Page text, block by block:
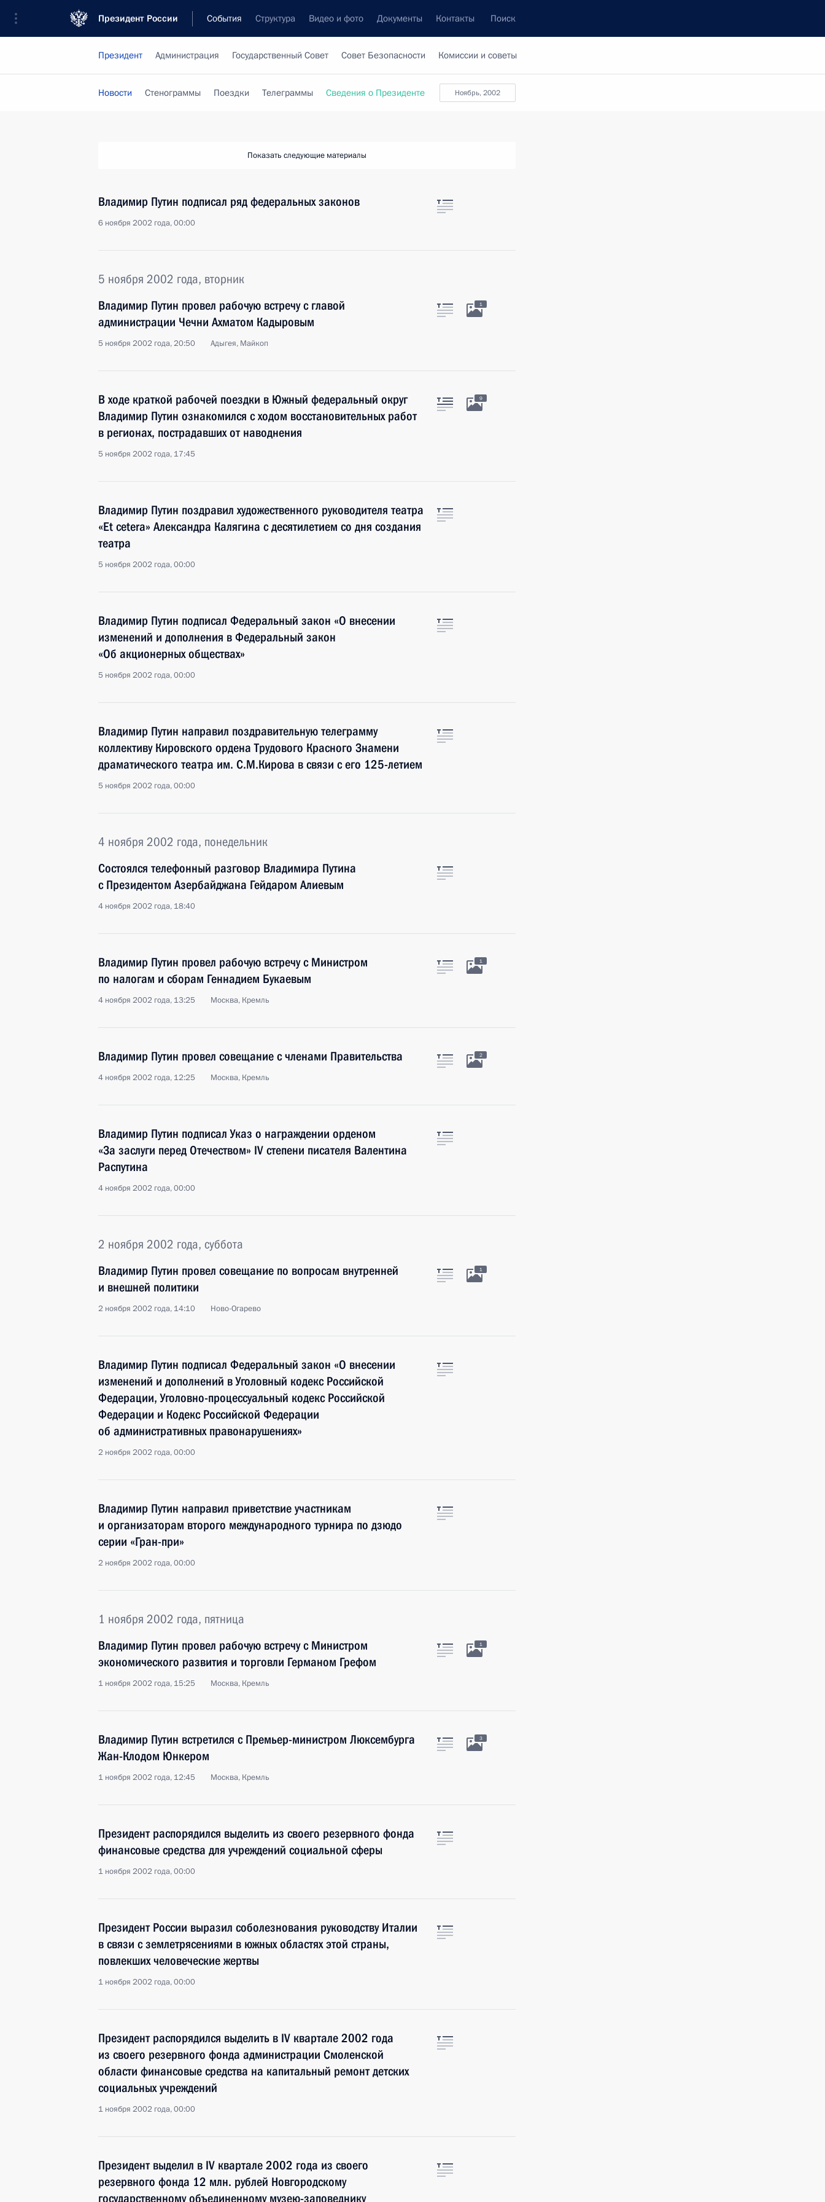
Президент России События Структура Видео и фото Документы Контакты Поиск
Президент Администрация Государственный Совет Совет Безопасности Комиссии и советы
ноябрь, 2002
Новости Стенограммы Поездки Телеграммы Сведения о Президенте
Показать следующие материалы
Владимир Путин подписал ряд федеральных законов
6 ноября 2002 года, 00:00
5 ноября 2002 года, вторник
Владимир Путин провел рабочую встречу с главой
администрации Чечни Ахматом Кадыровым
5 ноября 2002 года, 20:50 Адыгея, Майкоп
1
В ходе краткой рабочей поездки в Южный федеральный округ
Владимир Путин ознакомился с ходом восстановительных работ
в регионах, пострадавших от наводнения
5 ноября 2002 года, 17:45
9
Владимир Путин поздравил художественного руководителя театра
«Et cetera» Александра Калягина с десятилетием со дня создания
театра
5 ноября 2002 года, 00:00
Владимир Путин подписал Федеральный закон «О внесении
изменений и дополнения в Федеральный закон
«Об акционерных обществах»
5 ноября 2002 года, 00:00
Владимир Путин направил поздравительную телеграмму
коллективу Кировского ордена Трудового Красного Знамени
драматического театра им. С.М.Кирова в связи с его 125-летием
5 ноября 2002 года, 00:00
4 ноября 2002 года, понедельник
Состоялся телефонный разговор Владимира Путина
с Президентом Азербайджана Гейдаром Алиевым
4 ноября 2002 года, 18:40
Владимир Путин провел рабочую встречу с Министром
по налогам и сборам Геннадием Букаевым
4 ноября 2002 года, 13:25 Москва, Кремль
1
Владимир Путин провел совещание с членами Правительства
4 ноября 2002 года, 12:25 Москва, Кремль
2
Владимир Путин подписал Указ о награждении орденом
«За заслуги перед Отечеством» IV степени писателя Валентина
Распутина
4 ноября 2002 года, 00:00
2 ноября 2002 года, суббота
Владимир Путин провел совещание по вопросам внутренней
и внешней политики
2 ноября 2002 года, 14:10 Ново-Огарево
1
Владимир Путин подписал Федеральный закон «О внесении
изменений и дополнений в Уголовный кодекс Российской
Федерации, Уголовно-процессуальный кодекс Российской
Федерации и Кодекс Российской Федерации
об административных правонарушениях»
2 ноября 2002 года, 00:00
Владимир Путин направил приветствие участникам
и организаторам второго международного турнира по дзюдо
серии «Гран-при»
2 ноября 2002 года, 00:00
1 ноября 2002 года, пятница
Владимир Путин провел рабочую встречу с Министром
экономического развития и торговли Германом Грефом
1 ноября 2002 года, 15:25 Москва, Кремль
1
Владимир Путин встретился с Премьер-министром Люксембурга
Жан-Клодом Юнкером
1 ноября 2002 года, 12:45 Москва, Кремль
3
Президент распорядился выделить из своего резервного фонда
финансовые средства для учреждений социальной сферы
1 ноября 2002 года, 00:00
Президент России выразил соболезнования руководству Италии
в связи с землетрясениями в южных областях этой страны,
повлекших человеческие жертвы
1 ноября 2002 года, 00:00
Президент распорядился выделить в IV квартале 2002 года
из своего резервного фонда администрации Смоленской
области финансовые средства на капитальный ремонт детских
социальных учреждений
1 ноября 2002 года, 00:00
Президент выделил в IV квартале 2002 года из своего
резервного фонда 12 млн. рублей Новгородскому
государственному объединенному музею-заповеднику